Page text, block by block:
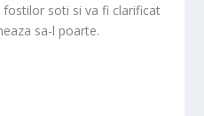
soti si va fi clarificat
sa-l poarte.